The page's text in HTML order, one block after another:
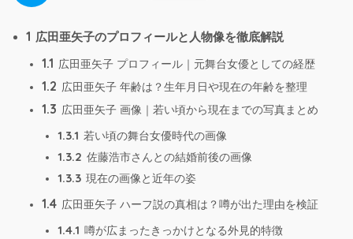
1 広田亜矢子のプロフィールと人物像を徹底解説
1.1 広田亜矢子 プロフィール｜元舞台女優としての経歴
1.2 広田亜矢子 年齢は？生年月日や現在の年齢を整理
1.3 広田亜矢子 画像｜若い頃から現在までの写真まとめ
1.3.1 若い頃の舞台女優時代の画像
1.3.2 佐藤浩市さんとの結婚前後の画像
1.3.3 現在の画像と近年の姿
1.4 広田亜矢子 ハーフ説の真相は？噂が出た理由を検証
1.4.1 噂が広まったきっかけとなる外見的特徴